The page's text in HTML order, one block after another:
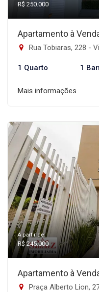
R$ 250.000
Apartamento à
Rua Tobiaras, 228 -
1 Quarto 1
Mais informações
A partir de:
R$ 245.000
Apartamento à
Praça Alberto Lion,